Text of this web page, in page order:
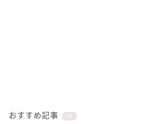
おすすめ記事 PR